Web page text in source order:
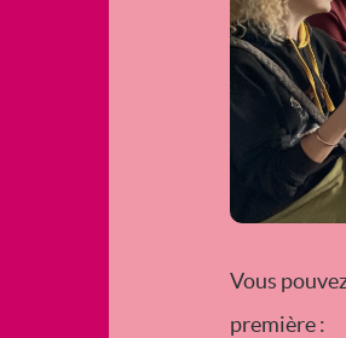
Vous
première :